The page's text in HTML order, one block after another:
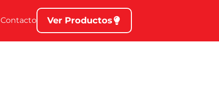
Contacto Ver Productos